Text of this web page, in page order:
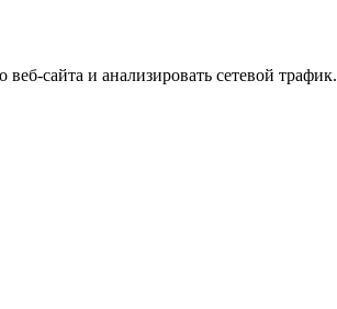
сайта и анализировать сетевой трафик.